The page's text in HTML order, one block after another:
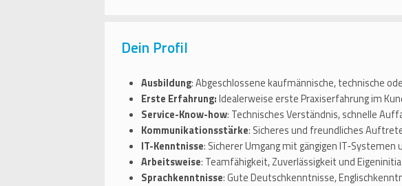
Dein Profil
Ausbildung: Abgeschlossene kaufmännische, technische
Erste Erfahrung:Idealerweise erste Praxiserfahrung im
Service-Know-how: Technisches Verständnis, schnelle
Kommunikationsstärke: Sicheres und freundliches
IT-Kenntnisse: Sicherer Umgang mit gängigen IT‑Systemen
Arbeitsweise: Teamfähigkeit, Zuverlässigkeit und
Sprachkenntnisse: Gute Deutschkenntnisse,